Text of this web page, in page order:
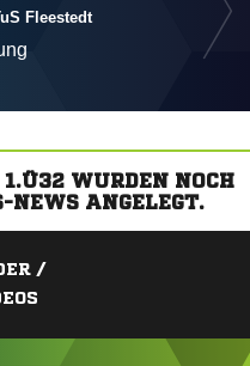
Fleestedt
WURDEN NOCH
ANGELEGT.
/